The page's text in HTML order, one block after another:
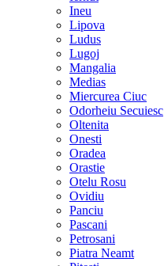
Ineu
Lipova
Ludus
Lugoj
Mangalia
Medias
Miercurea Ciuc
Odorheiu Secuiesc
Oltenita
Onesti
Oradea
Orastie
Otelu Rosu
Ovidiu
Panciu
Pascani
Petrosani
Piatra Neamt